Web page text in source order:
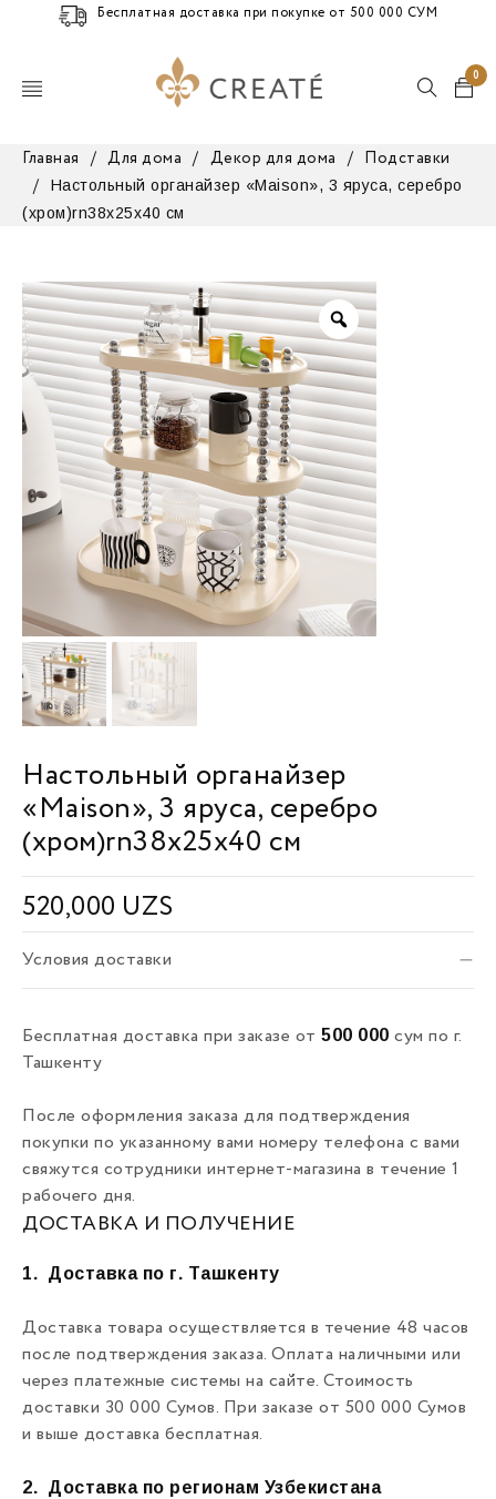
Бесплатная доставка при покупке от 500 000 СУМ
0
Главная / Для дома / Декор для дома /
Подставки
/
Настольный органайзер «Maison», 3 яруса, серебро
(хром)rn38x25x40 см
Настольный органайзер
«Maison», 3 яруса, серебро
(хром)rn38x25x40 см
520,000 UZS
Условия доставки
Бесплатная доставка при заказе от 500 000 сум по г.
Ташкенту
После оформления заказа для подтверждения
покупки по указанному вами номеру телефона с вами
свяжутся сотрудники интернет-магазина в течение 1
рабочего дня.
ДОСТАВКА И ПОЛУЧЕНИЕ
1. Доставка по г. Ташкенту
Доставка товара осуществляется в течение 48 часов
после подтверждения заказа. Оплата наличными или
через платежные системы на сайте. Стоимость
доставки 30 000 Сумов. При заказе от 500 000 Сумов
и выше доставка бесплатная.
2. Доставка по регионам Узбекистана